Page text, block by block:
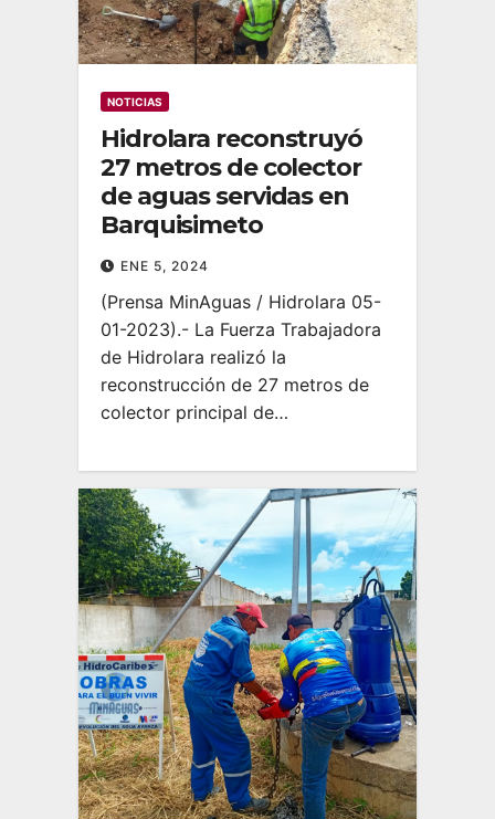
NOTICIAS
Hidrolara reconstruyó
27 metros de colector
de aguas servidas en
Barquisimeto
ENE 5, 2024
(Prensa MinAguas / Hidrolara 05-
01-2023).- La Fuerza Trabajadora
de Hidrolara realizó la
reconstrucción de 27 metros de
colector principal de…